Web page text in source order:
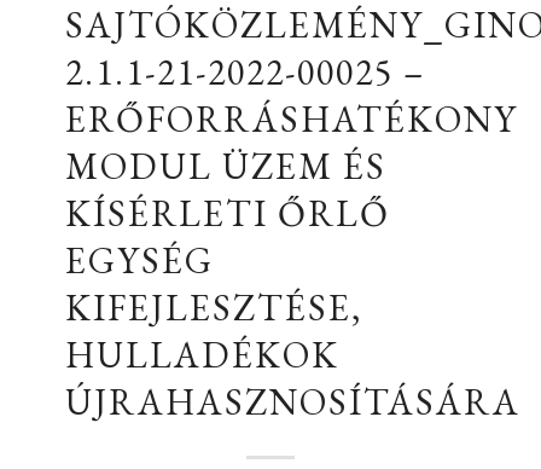
2.1.1-21-2022-00025 –
ERŐFORRÁSHATÉKONY
MODUL ÜZEM ÉS
KÍSÉRLETI ŐRLŐ
EGYSÉG
KIFEJLESZTÉSE,
HULLADÉKOK
ÚJRAHASZNOSÍTÁSÁRA